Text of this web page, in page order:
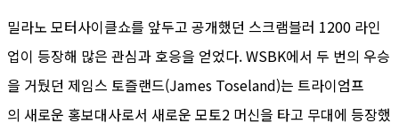
밀라노 모터사이클쇼를 앞두고 공개했던 스크램블러 1200 라인
업이 등장해 많은 관심과 호응을 얻었다. WSBK에서 두 번의 우승
을 거뒀던 제임스 토즐랜드(James Toseland)는 트라이엄프
의 새로운 홍보대사로서 새로운 모토2 머신을 타고 무대에 등장했